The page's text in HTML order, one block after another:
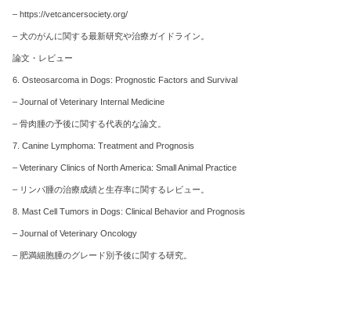
– https://vetcancersociety.org/
– 犬のがんに関する最新研究や治療ガイドライン。
論文・レビュー
6. Osteosarcoma in Dogs: Prognostic Factors and Survival
– Journal of Veterinary Internal Medicine
– 骨肉腫の予後に関する代表的な論文。
7. Canine Lymphoma: Treatment and Prognosis
– Veterinary Clinics of North America: Small Animal Practice
– リンパ腫の治療成績と生存率に関するレビュー。
8. Mast Cell Tumors in Dogs: Clinical Behavior and Prognosis
– Journal of Veterinary Oncology
– 肥満細胞腫のグレード別予後に関する研究。